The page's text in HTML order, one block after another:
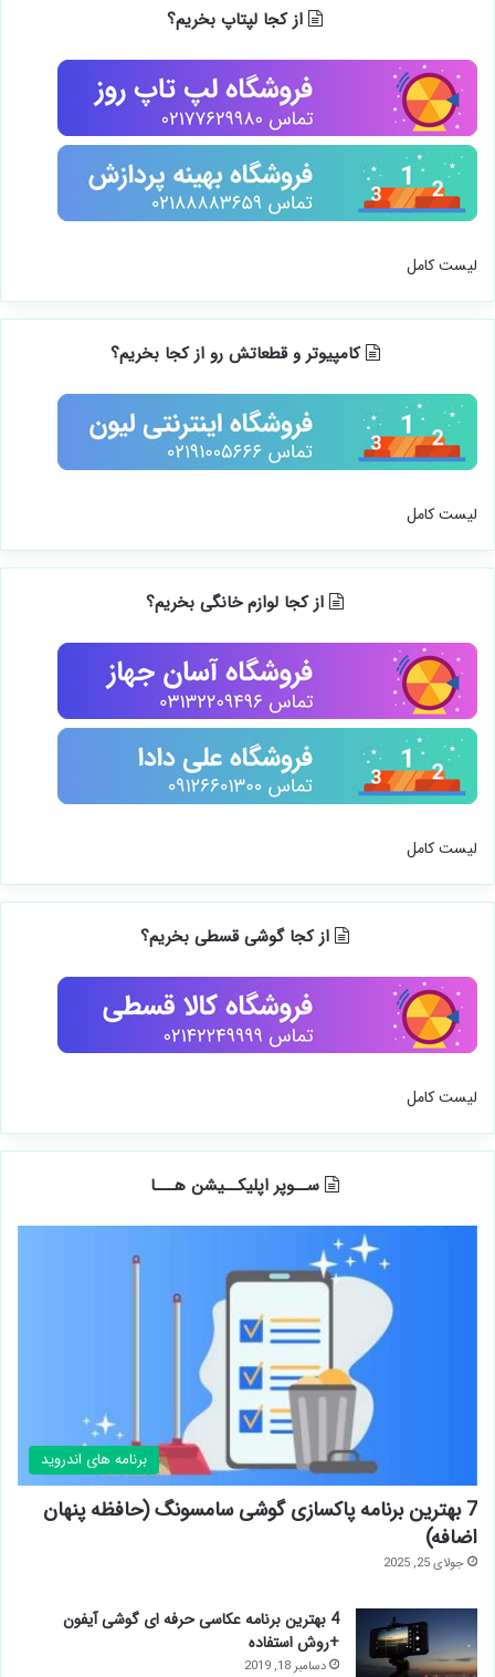
از کجا لپتاپ بخریم؟
لیست کامل
کامپیوتر و قطعاتش رو از کجا بخریم؟
لیست کامل
از کجا لوازم خانگی بخریم؟
لیست کامل
از کجا گوشی قسطی بخریم؟
لیست کامل
ســوپر اپلیکــیشن هـــا
برنامه های اندروید
7 بهترین برنامه پاکسازی گوشی سامسونگ (حافظه پنهان
اضافه)
جولای 25, 2025
4 بهترین برنامه عکاسی حرفه ای گوشی آیفون
+روش استفاده
دسامبر 18, 2019